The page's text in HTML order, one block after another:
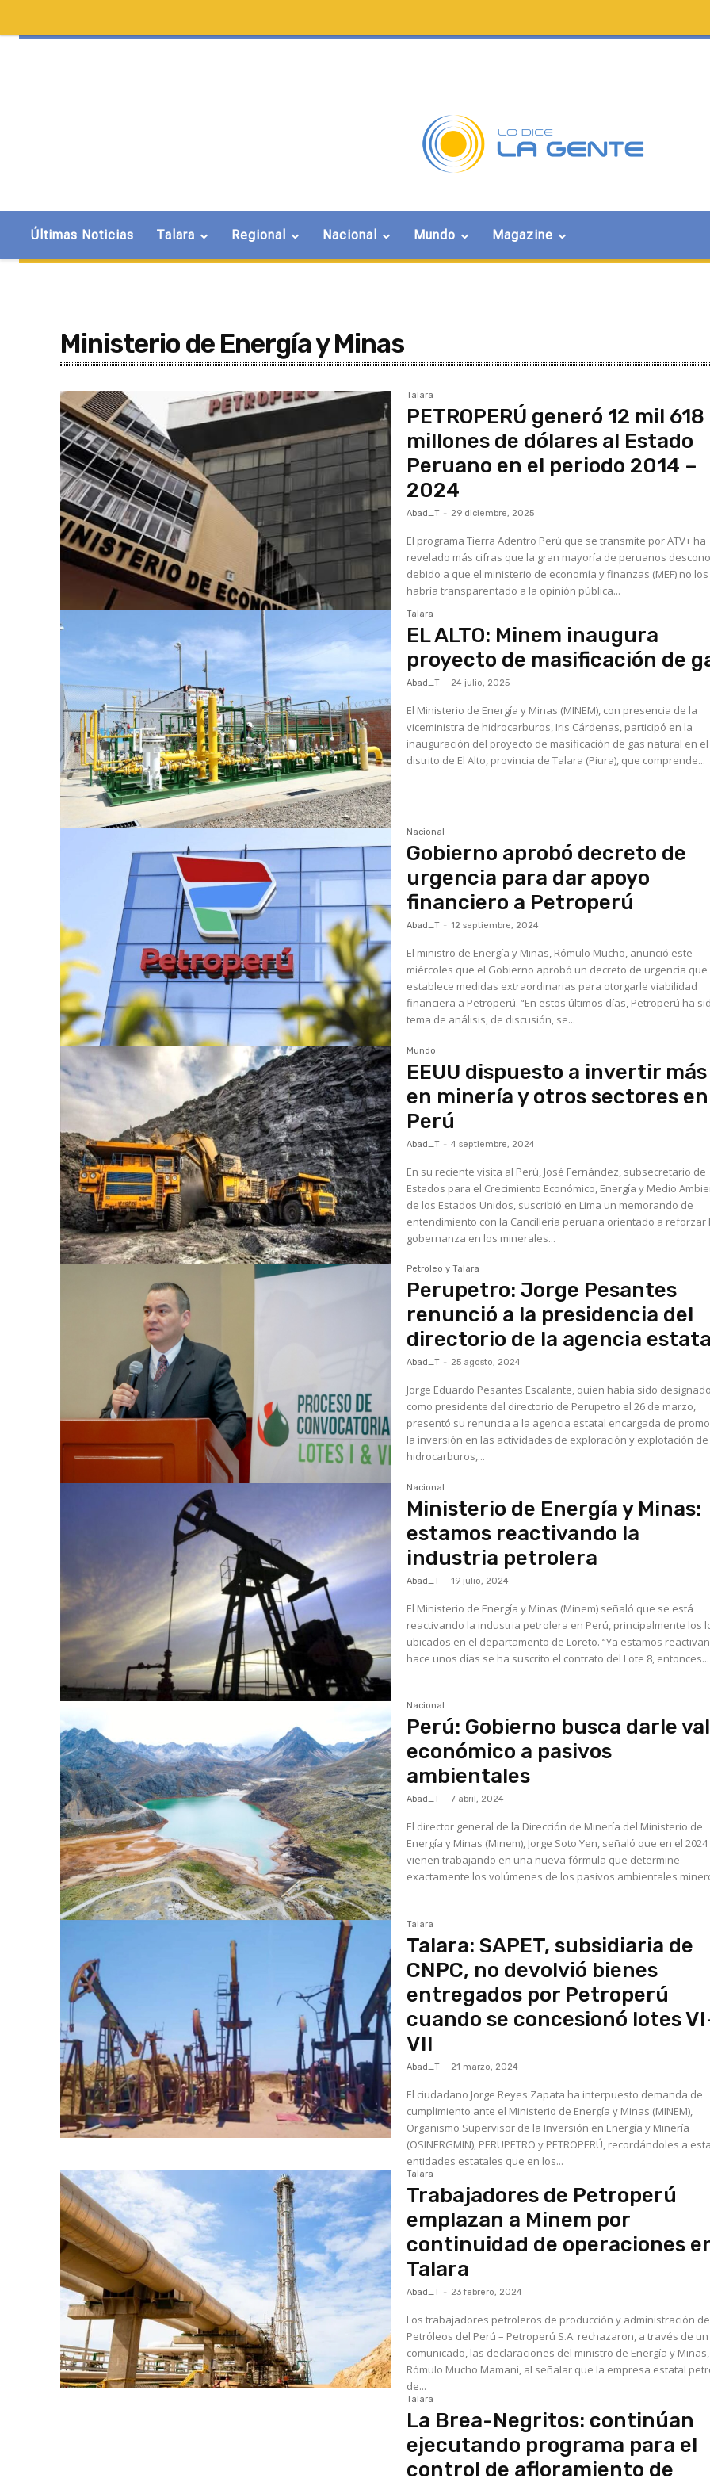
Últimas Noticias Talara Regional Nacional Mundo Magazine
Ministerio de Energía y Minas
Talara
PETROPERÚ generó 12 mil 618
millones de dólares al Estado
Peruano en el periodo 2014 –
2024
Abad_T - 29 diciembre, 2025
El programa Tierra Adentro Perú que se transmite por ATV+ ha
revelado más cifras que la gran mayoría de peruanos
debido a que el ministerio de economía y finanzas (MEF) no los
habría transparentado a la opinión pública...
Talara
EL ALTO: Minem inaugura
proyecto de masificación de
Abad_T - 24 julio, 2025
El Ministerio de Energía y Minas (MINEM), con presencia de la
viceministra de hidrocarburos, Iris Cárdenas, participó en la
inauguración del proyecto de masificación de gas natural en el
distrito de El Alto, provincia de Talara (Piura), que comprende...
Nacional
Gobierno aprobó decreto de
urgencia para dar apoyo
financiero a Petroperú
Abad_T - 12 septiembre, 2024
El ministro de Energía y Minas, Rómulo Mucho, anunció este
miércoles que el Gobierno aprobó un decreto de urgencia que
establece medidas extraordinarias para otorgarle viabilidad
financiera a Petroperú. “En estos últimos días, Petroperú ha sido
tema de análisis, de discusión, se...
Mundo
EEUU dispuesto a invertir más
en minería y otros sectores en
Perú
Abad_T - 4 septiembre, 2024
En su reciente visita al Perú, José Fernández, subsecretario de
Estados para el Crecimiento Económico, Energía y Medio
de los Estados Unidos, suscribió en Lima un memorando de
entendimiento con la Cancillería peruana orientado a reforzar
gobernanza en los minerales...
Petroleo y Talara
Perupetro: Jorge Pesantes
renunció a la presidencia del
directorio de la agencia
Abad_T - 25 agosto, 2024
Jorge Eduardo Pesantes Escalante, quien había sido designado
como presidente del directorio de Perupetro el 26 de marzo,
presentó su renuncia a la agencia estatal encargada de
la inversión en las actividades de exploración y explotación de
hidrocarburos,...
Nacional
Ministerio de Energía y Minas:
estamos reactivando la
industria petrolera
Abad_T - 19 julio, 2024
El Ministerio de Energía y Minas (Minem) señaló que se está
reactivando la industria petrolera en Perú, principalmente los
ubicados en el departamento de Loreto. “Ya estamos reactivando,
hace unos días se ha suscrito el contrato del Lote 8, entonces...
Nacional
Perú: Gobierno busca darle
económico a pasivos
ambientales
Abad_T - 7 abril, 2024
El director general de la Dirección de Minería del Ministerio de
Energía y Minas (Minem), Jorge Soto Yen, señaló que en el 2024
vienen trabajando en una nueva fórmula que determine
exactamente los volúmenes de los pasivos ambientales
Talara
Talara: SAPET, subsidiaria de
CNPC, no devolvió bienes
entregados por Petroperú
cuando se concesionó lotes
VII
Abad_T - 21 marzo, 2024
El ciudadano Jorge Reyes Zapata ha interpuesto demanda de
cumplimiento ante el Ministerio de Energía y Minas (MINEM),
Organismo Supervisor de la Inversión en Energía y Minería
(OSINERGMIN), PERUPETRO y PETROPERÚ, recordándoles a
entidades estatales que en los...
Talara
Trabajadores de Petroperú
emplazan a Minem por
continuidad de operaciones
Talara
Abad_T - 23 febrero, 2024
Los trabajadores petroleros de producción y administración de
Petróleos del Perú – Petroperú S.A. rechazaron, a través de un
comunicado, las declaraciones del ministro de Energía y Minas,
Rómulo Mucho Mamani, al señalar que la empresa estatal
de...
Talara
La Brea-Negritos: continúan
ejecutando programa para el
control de afloramiento de